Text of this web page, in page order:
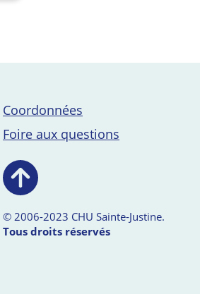
Coordonnées
Foire aux questions
© 2006-2023 CHU Sainte-Justine.
Tous droits réservés